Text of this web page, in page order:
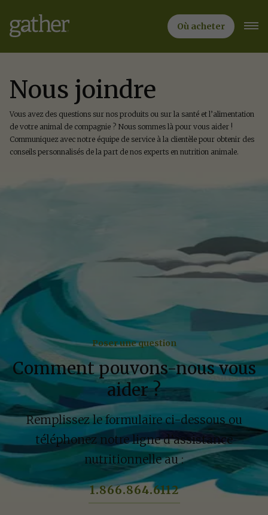
contenu
principal
Où acheter
Nous joindre
Vous avez des questions sur nos produits ou sur la santé et l’alimentation
de votre animal de compagnie ? Nous sommes là pour vous aider !
Communiquez avec notre équipe de service à la clientèle pour obtenir des
conseils personnalisés de la part de nos experts en nutrition animale.
Poser une question
Comment pouvons-nous vous
aider ?
Remplissez le formulaire ci-dessous ou
téléphonez notre ligne d’assistance
nutritionnelle au :
1.866.864.6112